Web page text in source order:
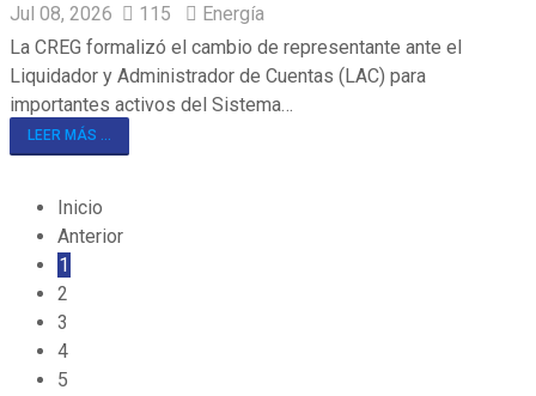
Jul 08, 2026 115
Energía
La CREG formalizó el cambio de representante ante el
Liquidador y Administrador de Cuentas (LAC) para
importantes activos del Sistema…
LEER MÁS ...
Inicio
Anterior
1
2
3
4
5